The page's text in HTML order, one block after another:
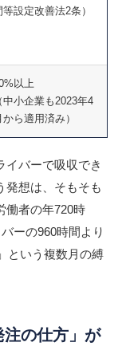
等設定改善法2条）
以上
中小企業も2023年4
から適用済み）
イバーで吸収でき
発想は、そもそも
働者の年720時
ーの960時間より
という複数月の縛
の仕方」が